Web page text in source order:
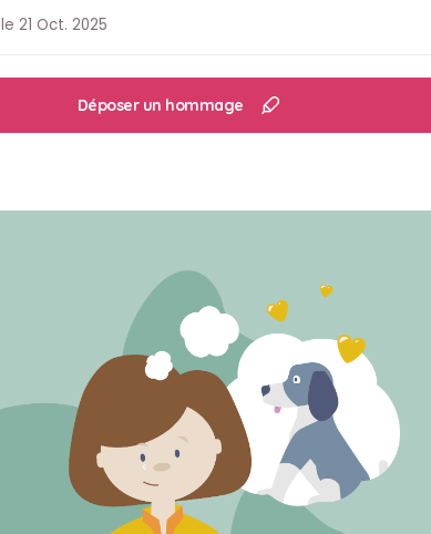
le 21 Oct. 2025
Déposer un hommage